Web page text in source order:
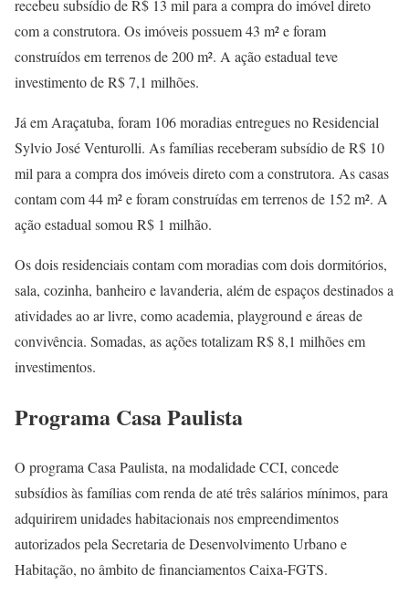
recebeu subsídio de R$ 13 mil para a compra do imóvel direto
com a construtora. Os imóveis possuem 43 m² e foram
construídos em terrenos de 200 m². A ação estadual teve
investimento de R$ 7,1 milhões.
Já em Araçatuba, foram 106 moradias entregues no Residencial
Sylvio José Venturolli. As famílias receberam subsídio de R$ 10
mil para a compra dos imóveis direto com a construtora. As casas
contam com 44 m² e foram construídas em terrenos de 152 m². A
ação estadual somou R$ 1 milhão.
Os dois residenciais contam com moradias com dois dormitórios,
sala, cozinha, banheiro e lavanderia, além de espaços destinados a
atividades ao ar livre, como academia, playground e áreas de
convivência. Somadas, as ações totalizam R$ 8,1 milhões em
investimentos.
Programa Casa Paulista
O programa Casa Paulista, na modalidade CCI, concede
subsídios às famílias com renda de até três salários mínimos, para
adquirirem unidades habitacionais nos empreendimentos
autorizados pela Secretaria de Desenvolvimento Urbano e
Habitação, no âmbito de financiamentos Caixa-FGTS.